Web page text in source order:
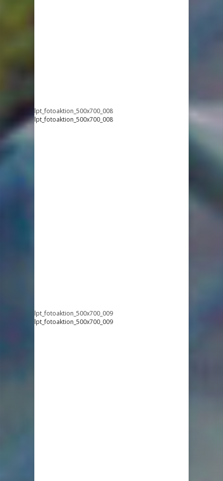
lpt_fotoaktion_500x700_008
lpt_fotoaktion_500x700_008
lpt_fotoaktion_500x700_009
lpt_fotoaktion_500x700_009